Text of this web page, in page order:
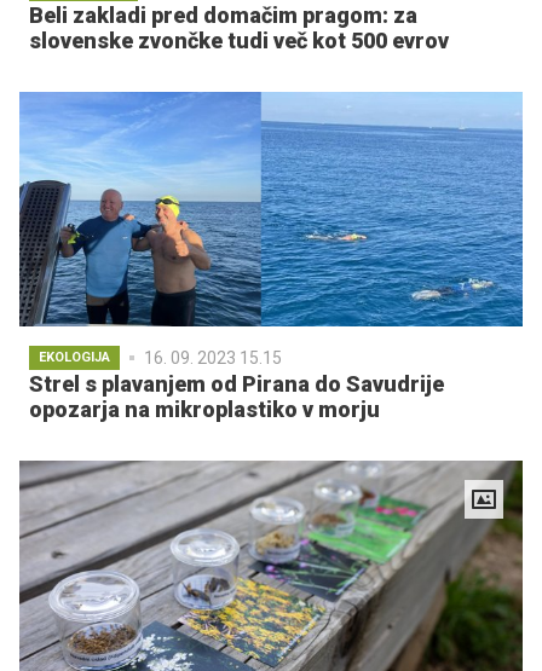
Beli zakladi pred domačim pragom: za
slovenske zvončke tudi več kot 500 evrov
EKOLOGIJA 16. 09. 2023 15.15
Strel s plavanjem od Pirana do Savudrije
opozarja na mikroplastiko v morju